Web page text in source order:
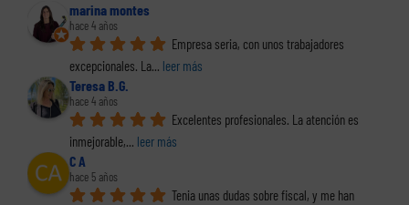
marina montes
hace 4 años
Empresa seria, con unos trabajadores
excepcionales. La... leer más
Teresa B.G.
hace 4 años
Excelentes profesionales. La atención es
inmejorable,... leer más
C A
hace 5 años
Tenia unas dudas sobre fiscal, y me han